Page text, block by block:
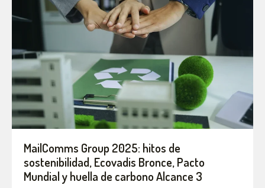
MailComms Group 2025: hitos de
sostenibilidad, Ecovadis Bronce, Pacto
Mundial y huella de carbono Alcance 3